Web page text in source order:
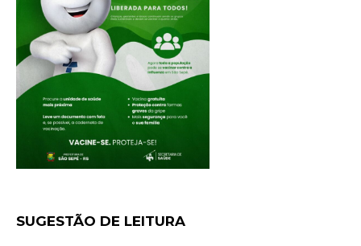
SUGESTÃO DE LEITURA